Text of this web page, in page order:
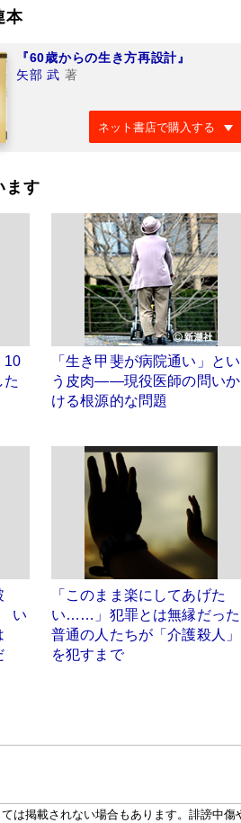
本
『60歳からの生き方再設計』
矢部 武 著
ネット書店で購入する
ます
10
「生き甲斐が病院通い」とい
う皮肉――現役医師の問いか
ける根源的な問題
い
「このまま楽にしてあげた
い……」犯罪とは無縁だった
普通の人たちが「介護殺人」
を犯すまで